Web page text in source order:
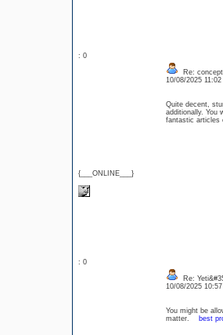
: 0
{___ONLINE___}
Re:
10/08/2025
Quite decent,
additionally. You
fantastic
: 0
Re:
10/08/2025
You might be
matter.
best